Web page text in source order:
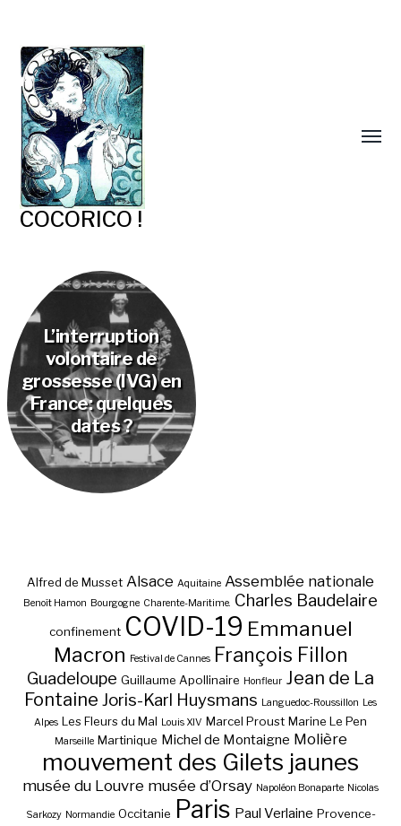
COCORICO !
L’interruption
volontaire de
grossesse (IVG) en
France: quelques
dates ?
Alfred de Musset Alsace Aquitaine Assemblée nationale
Benoît Hamon Bourgogne Charente-Maritime. Charles Baudelaire
confinement COVID-19 Emmanuel
Macron Festival de Cannes François Fillon
Guadeloupe Guillaume Apollinaire Honfleur Jean de La
Fontaine Joris-Karl Huysmans Languedoc-Roussillon Les
Alpes Les Fleurs du Mal Louis XIV Marcel Proust Marine Le Pen
Marseille Martinique Michel de Montaigne Molière
mouvement des Gilets jaunes
musée du Louvre musée d’Orsay Napoléon Bonaparte Nicolas
Sarkozy Normandie Occitanie Paris Paul Verlaine Provence-